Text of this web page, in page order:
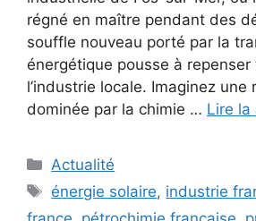
régné en maître pendant des
souffle nouveau porté par la
énergétique pousse à
l’industrie locale. Imaginez une
dominée par la chimie … Lire la
Catégories
Actualité
Étiquettes
énergie solaire, industrie